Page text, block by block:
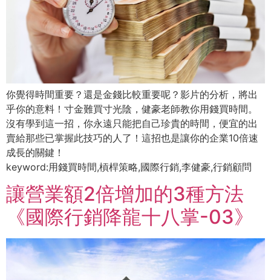
你覺得時間重要？還是金錢比較重要呢？影片的分析，將出
乎你的意料！寸金難買寸光陰，健豪老師教你用錢買時間。
沒有學到這一招，你永遠只能把自己珍貴的時間，便宜的出
賣給那些已掌握此技巧的人了！這招也是讓你的企業10倍速
成長的關鍵！
keyword:用錢買時間,槓桿策略,國際行銷,李健豪,行銷顧問
讓營業額2倍增加的3種方法
《國際行銷降龍十八掌-03》